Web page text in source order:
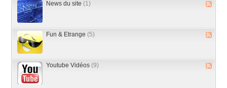
News du site (1)
Fun & Etrange (5)
Youtube Vidéos (9)